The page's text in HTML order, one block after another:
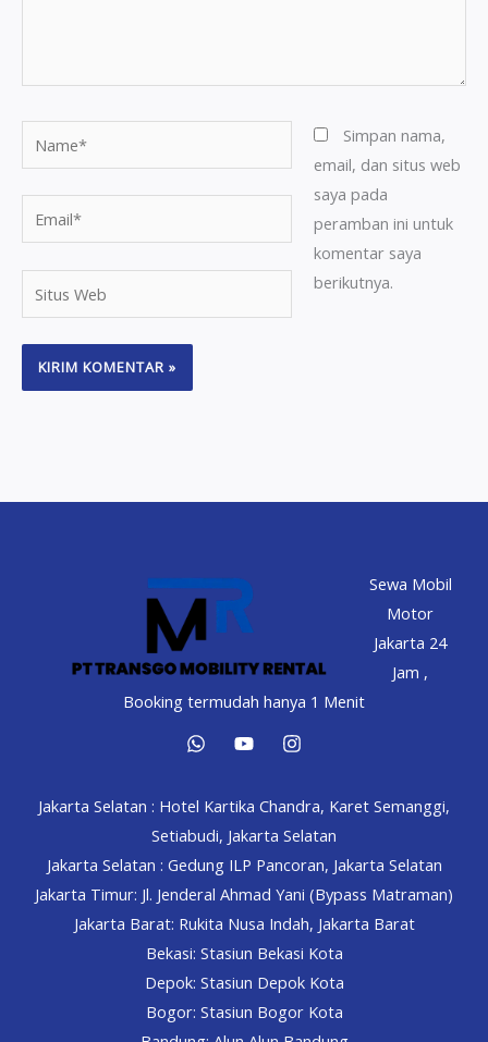
Web
Simpan nama,
email, dan situs web
saya pada
peramban ini untuk
komentar saya
berikutnya.
Sewa Mobil
Motor
Jakarta 24
Jam ,
Booking termudah hanya 1 Menit
Jakarta Selatan : Hotel Kartika Chandra, Karet Semanggi,
Setiabudi, Jakarta Selatan
Jakarta Selatan : Gedung ILP Pancoran, Jakarta Selatan
Jakarta Timur: Jl. Jenderal Ahmad Yani (Bypass Matraman)
Jakarta Barat: Rukita Nusa Indah, Jakarta Barat
Bekasi: Stasiun Bekasi Kota
Depok: Stasiun Depok Kota
Bogor: Stasiun Bogor Kota